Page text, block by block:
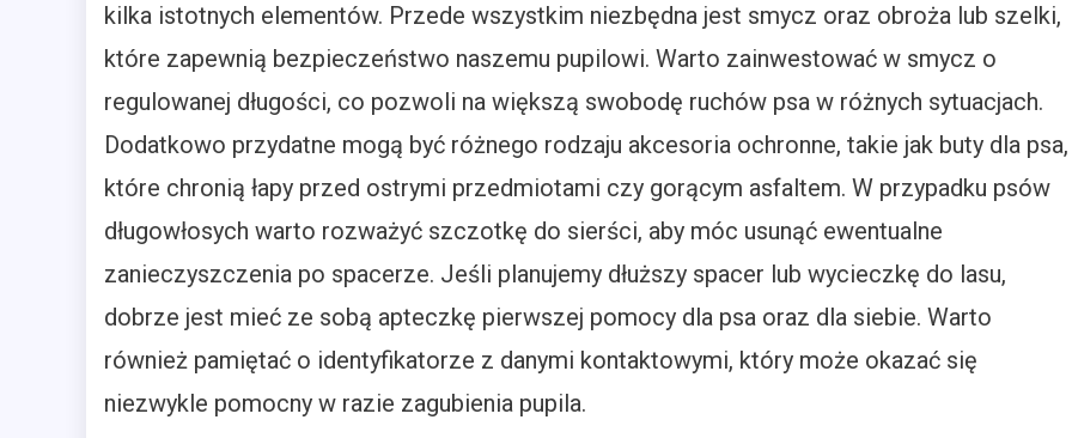
kilka istotnych elementów. Przede wszystkim niezbędna jest smycz oraz obroża lub szelki,
które zapewnią bezpieczeństwo naszemu pupilowi. Warto zainwestować w smycz o
regulowanej długości, co pozwoli na większą swobodę ruchów psa w różnych sytuacjach.
Dodatkowo przydatne mogą być różnego rodzaju akcesoria ochronne, takie jak buty dla psa,
które chronią łapy przed ostrymi przedmiotami czy gorącym asfaltem. W przypadku psów
długowłosych warto rozważyć szczotkę do sierści, aby móc usunąć ewentualne
zanieczyszczenia po spacerze. Jeśli planujemy dłuższy spacer lub wycieczkę do lasu,
dobrze jest mieć ze sobą apteczkę pierwszej pomocy dla psa oraz dla siebie. Warto
również pamiętać o identyfikatorze z danymi kontaktowymi, który może okazać się
niezwykle pomocny w razie zagubienia pupila.